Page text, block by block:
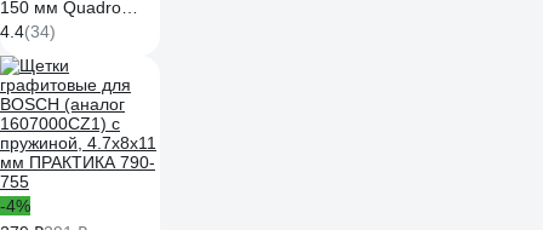
150 мм Quadro
Torsion 480150
4.4(34)
-4%